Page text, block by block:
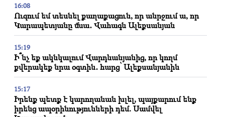
16:08
Ուզում եմ տեսնել քաղաքացուն, որ անրջում ա, որ
Կարապետյանը մնա․ Վահագն Ալեքսանյան
15:19
Ի՞նչ եք ակնկալում Վարդևանյանից, որ կողմ
քվերակեք նրա օգտին․ հարց՝ Ալեքսանյանին
15:17
Իրենք պետք է կարողանան խլել, պայքարում ենք
իրենց ապօրինությունների դեմ. Սամվել